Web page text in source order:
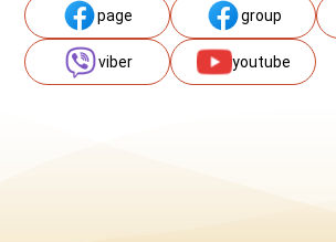
page group
viber youtube